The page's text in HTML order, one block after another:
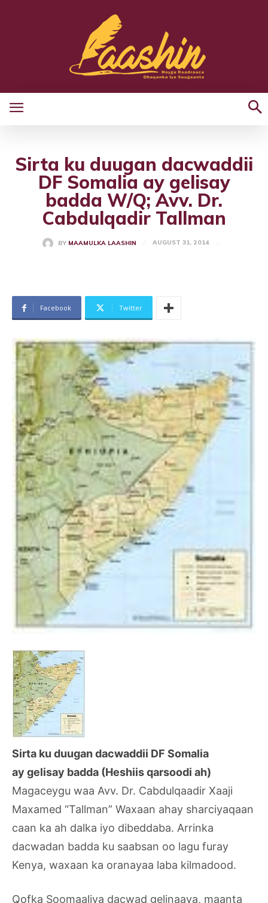
Sirta ku duugan dacwaddii
DF Somalia ay gelisay
badda W/Q; Avv. Dr.
Cabdulqadir Tallman
BY MAAMULKA LAASHIN AUGUST 31, 2014
Facebook Twitter
Sirta ku duugan dacwaddii DF Somalia
ay gelisay badda (Heshiis qarsoodi ah)
Magaceygu waa Avv. Dr. Cabdulqaadir Xaaji
Maxamed “Tallman” Waxaan ahay sharciyaqaan
caan ka ah dalka iyo dibeddaba. Arrinka
dacwadan badda ku saabsan oo lagu furay
Kenya, waxaan ka oranayaa laba kilmadood.
Qofka Soomaaliya dacwad gelinaaya, maanta